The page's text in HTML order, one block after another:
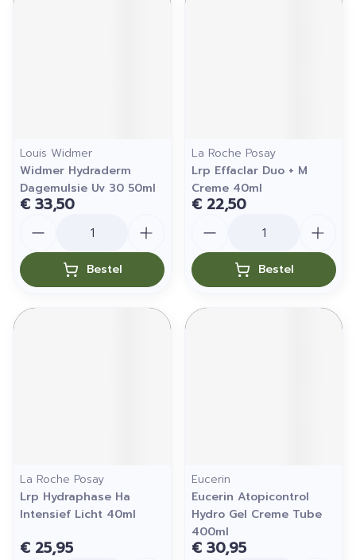
Louis Widmer
Widmer Hydraderm
Dagemulsie Uv 30 50ml
€ 33,50
Bestel
La Roche Posay
Lrp Effaclar Duo + M
Creme 40ml
€ 22,50
Bestel
La Roche Posay
Lrp Hydraphase Ha
Intensief Licht 40ml
€ 25,95
Eucerin
Eucerin Atopicontrol
Hydro Gel Creme Tube
400ml
€ 30,95